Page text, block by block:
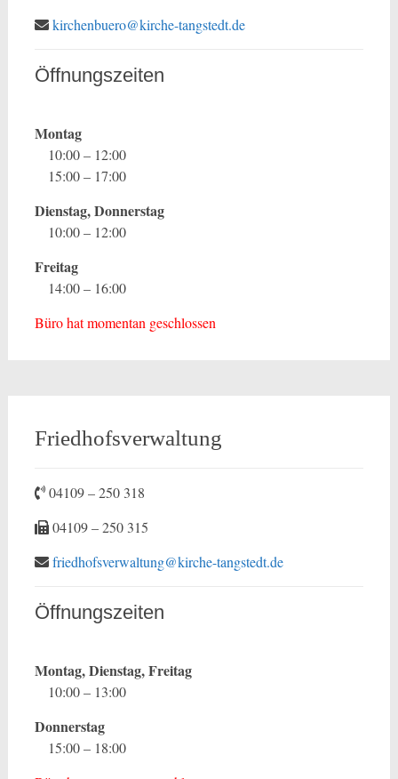
kirchenbuero@kirche-tangstedt.de
Öffnungszeiten
Montag
10:00 – 12:00
15:00 – 17:00
Dienstag, Donnerstag
10:00 – 12:00
Freitag
14:00 – 16:00
Büro hat momentan geschlossen
Friedhofsverwaltung
04109 – 250 318
04109 – 250 315
friedhofsverwaltung@kirche-tangstedt.de
Öffnungszeiten
Montag, Dienstag, Freitag
10:00 – 13:00
Donnerstag
15:00 – 18:00